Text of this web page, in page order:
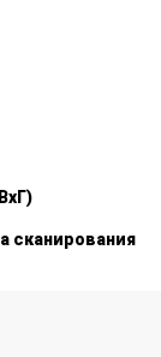
сканирования